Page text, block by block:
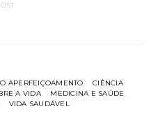
APERFEIÇOAMENTO
CIÊNCIA
A VIDA
MEDICINA E SAÚDE
VIDA SAUDÁVEL